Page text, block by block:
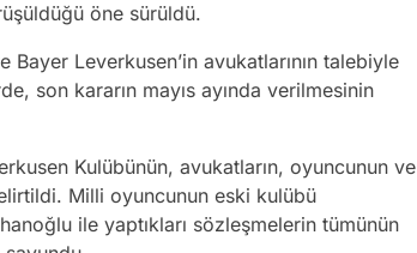
öne sürüldü.
Bayer Leverkusen’in avukatlarının talebiyle
son kararın mayıs ayında verilmesinin
Kulübünün, avukatların, oyuncunun ve
Milli oyuncunun eski kulübü
ile yaptıkları sözleşmelerin tümünün